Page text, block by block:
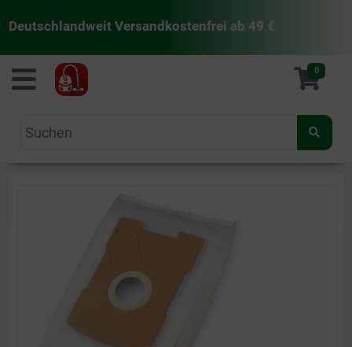
Deutschlandweit Versandkostenfrei ab 49 €
staubsaugermanufaktur 0